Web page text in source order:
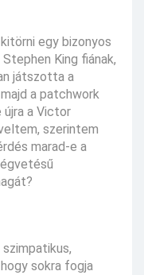
egy bizonyos
King fiának,
játszotta a
a patchwork
a Victor
szerintem
marad-e a
sokra fogja